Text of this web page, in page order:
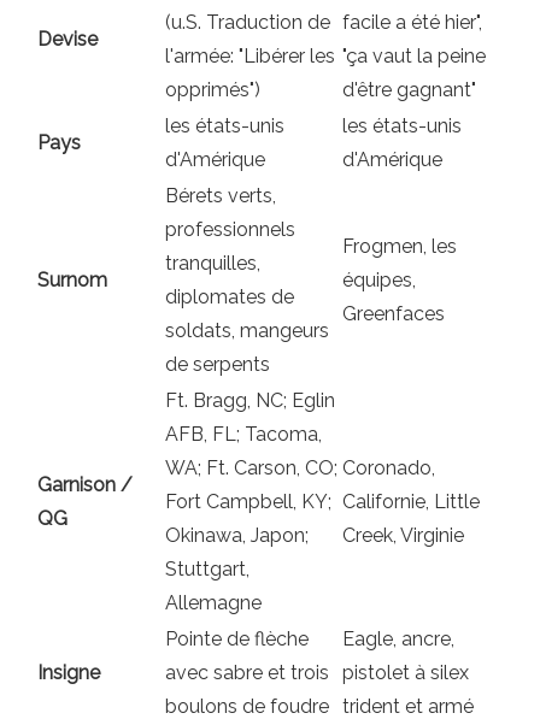
Devise
(u.S. Traduction de
l'armée: "Libérer les
opprimés")
facile a été hier",
"ça vaut la peine
d'être gagnant"
Pays
les états-unis
d'Amérique
les états-unis
d'Amérique
Surnom
Bérets verts,
professionnels
tranquilles,
diplomates de
soldats, mangeurs
de serpents
Frogmen, les
équipes,
Greenfaces
Garnison /
QG
Ft. Bragg, NC; Eglin
AFB, FL; Tacoma,
WA; Ft. Carson, CO;
Fort Campbell, KY;
Okinawa, Japon;
Stuttgart,
Allemagne
Coronado,
Californie, Little
Creek, Virginie
Insigne
Pointe de flèche
avec sabre et trois
boulons de foudre
Eagle, ancre,
pistolet à silex
trident et armé